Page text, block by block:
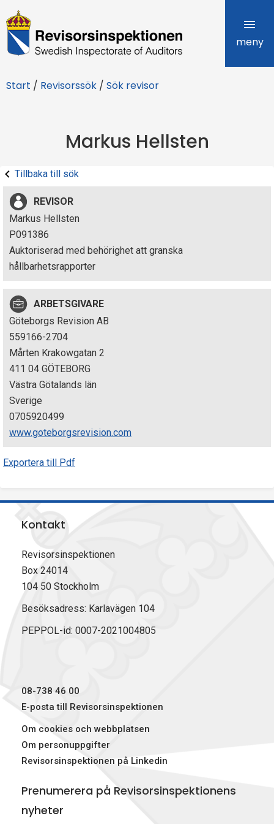
R
e
i
r
s
i
n
s
p
e
k
t
i
o
n
e
meny
Start / Revisorssök / Sök revisor
Markus Hellsten
Tillbaka till sök
REVISOR
Markus Hellsten
P091386
Auktoriserad med behörighet att granska
hållbarhetsrapporter
ARBETSGIVARE
Göteborgs Revision AB
559166-2704
Mårten Krakowgatan 2
411 04 GÖTEBORG
Västra Götalands län
Sverige
0705920499
www.goteborgsrevision.com
Exportera till Pdf
Kontakt
Revisorsinspektionen
Box 24014
104 50 Stockholm
Besöksadress: Karlavägen 104
PEPPOL-id: 0007-2021004805
08-738 46 00
E-posta till Revisorsinspektionen
Om cookies och webbplatsen
Om personuppgifter
Revisorsinspektionen på Linkedin
Prenumerera på Revisorsinspektionens
nyheter